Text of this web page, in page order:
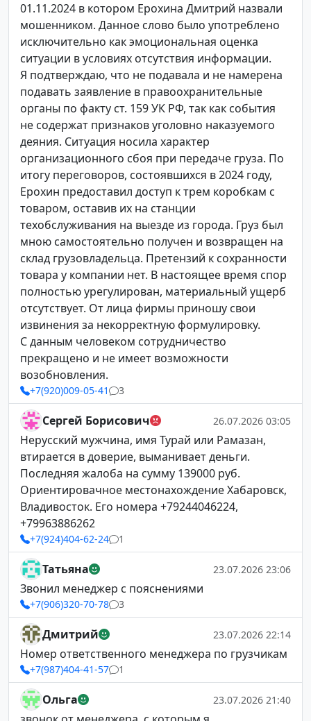
01.11.2024 в котором Ерохина Дмитрий назвали
мошенником. Данное слово было употреблено
исключительно как эмоциональная оценка
ситуации в условиях отсутствия информации.
Я подтверждаю, что не подавала и не намерена
подавать заявление в правоохранительные
органы по факту ст. 159 УК РФ, так как события
не содержат признаков уголовно наказуемого
деяния. Ситуация носила характер
организационного сбоя при передаче груза. По
итогу переговоров, состоявшихся в 2024 году,
Ерохин предоставил доступ к трем коробкам с
товаром, оставив их на станции
техобслуживания на выезде из города. Груз был
мною самостоятельно получен и возвращен на
склад грузовладельца. Претензий к сохранности
товара у компании нет. В настоящее время спор
полностью урегулирован, материальный ущерб
отсутствует. От лица фирмы приношу свои
извинения за некорректную формулировку.
С данным человеком сотрудничество
прекращено и не имеет возможности
возобновления.
+7(920)009-05-41 3
Сергей Борисович 26.07.2026 03:05
Нерусский мужчина, имя Турай или Рамазан,
втирается в доверие, выманивает деньги.
Последняя жалоба на сумму 139000 руб.
Ориентировачное местонахождение Хабаровск,
Владивосток. Его номера +79244046224,
+79963886262
+7(924)404-62-24 1
Татьяна 23.07.2026 23:06
Звонил менеджер с пояснениями
+7(906)320-70-78 3
Дмитрий 23.07.2026 22:14
Номер ответственного менеджера по грузчикам
+7(987)404-41-57 1
Ольга 23.07.2026 21:40